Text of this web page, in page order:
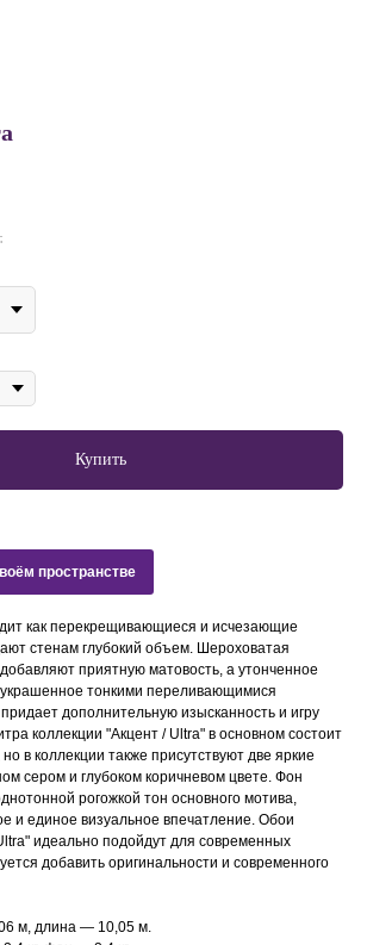
Купить
пространстве
как перекрещивающиеся и исчезающие
стенам глубокий объем. Шероховатая
приятную матовость, а утонченное
тонкими переливающимися
дополнительную изысканность и игру
коллекции "Акцент / Ultra" в основном состоит
в коллекции также присутствуют две яркие
сером и глубоком коричневом цвете. Фон
рогожкой тон основного мотива,
и единое визуальное впечатление. Обои
идеально подойдут для современных
добавить оригинальности и современного
м, длина — 10,05 м.